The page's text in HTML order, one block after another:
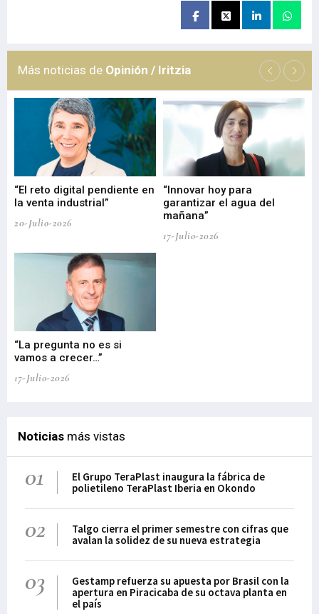
Más noticias de Opinión / Iritzia
“El reto digital pendiente en
la venta industrial”
20-Julio-2026
“Innovar hoy para
garantizar el agua del
mañana”
17-Julio-2026
“La pregunta no es si
vamos a crecer…”
17-Julio-2026
Noticias más vistas
01
El Grupo TeraPlast inaugura la fábrica de
polietileno TeraPlast Iberia en Okondo
02
Talgo cierra el primer semestre con cifras que
avalan la solidez de su nueva estrategia
03
Gestamp refuerza su apuesta por Brasil con la
apertura en Piracicaba de su octava planta en
el país